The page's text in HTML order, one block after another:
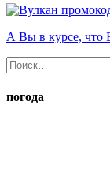
А Вы в курсе, что
Найти:
погода